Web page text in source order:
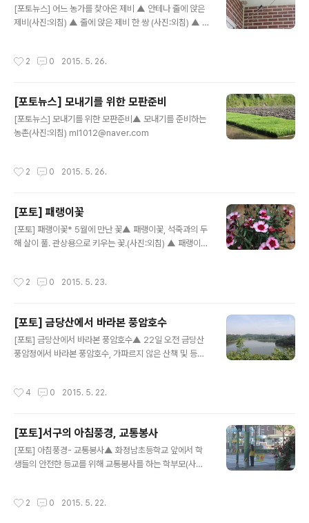
[포토뉴스] 어느 농가를 찾아온 제비 ▲ 안테나 줄에 앉은
제비(사진:외침) ▲ 줄에 앉은 제비 한 쌍 (사진:외침) ▲ 제
을 통해 "은혜를 갚은 제비"라 많이 알려져있다. 예로부터
이동을 하는 철새다. ml1012@naver.com
2 0 2015. 5. 26.
[포토뉴스] 모내기를 위한 모판준비
[포토뉴스] 모내기를 위한 모판준비▲ 모내기를 준비하는
농촌(사진:외침) ml1012@naver.com
2 0 2015. 5. 26.
[포토] 패랭이꽃
[포토] 패랭이꽃* 5월에 만난 꽃▲ 패랭이꽃, 석죽과의 두
해 살이 풀. 관상용으로 키우는 꽃.(사진:외침) ▲ 패랭이꽃
2 0 2015. 5. 23.
[포토] 금당산에서 바라본 풍암호수
[포토] 금당산에서 바라본 풍암호수▲ 22일 오전 금당산
풍암정에서 바라본 풍암호수, 가파르지 않은 산책 및 등산
4 0 2015. 5. 22.
[포토]서구의 아침풍경, 교통봉사
[포토] 아침풍경- 교통봉사▲ 화정남초등학교 앞에서 학
생들의 안전한 등교를 위해 교통봉사를 하는 학부모(사진:
2 0 2015. 5. 22.